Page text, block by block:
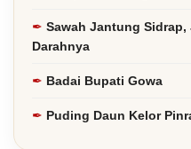
Sawah Jantung
Darahnya
Badai Bupati Gowa
Puding Daun Kelor